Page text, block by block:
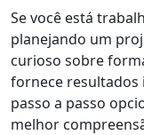
Se você está
planejando um
curioso sobre
fornece resultados
passo a passo
melhor